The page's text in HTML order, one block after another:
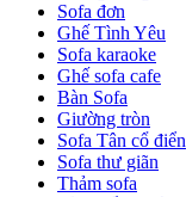
Sofa đơn
Ghế Tình Yêu
Sofa karaoke
Ghế sofa cafe
Bàn Sofa
Giường tròn
Sofa Tân cổ điển
Sofa thư giãn
Thảm sofa